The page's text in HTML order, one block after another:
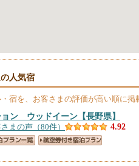
人気宿
宿を、お客さまの評価が高い順に掲
ョン ウッドイーン 【長野県】
まの声（80件） 4.92